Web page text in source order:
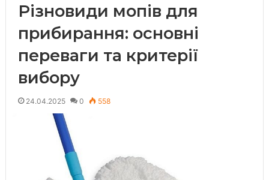
Різновиди мопів для
прибирання: основні
переваги та критерії
вибору
24.04.2025 0 558